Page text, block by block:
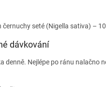
černuchy seté (Nigella sativa) –
dávkování
denně. Nejlépe po ránu nalačno